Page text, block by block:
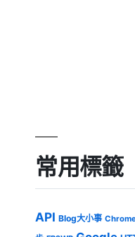
常用標籤
API Blog大小事